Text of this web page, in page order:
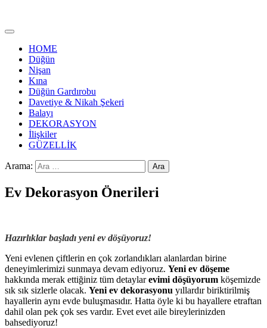
HOME
Düğün
Nişan
Kına
Düğün Gardırobu
Davetiye & Nikah Şekeri
Balayı
DEKORASYON
İlişkiler
GÜZELLİK
Arama:
Ev Dekorasyon Önerileri
Hazırlıklar başladı yeni ev döşüyoruz!
Yeni evlenen çiftlerin en çok zorlandıkları alanlardan birine
deneyimlerimizi sunmaya devam ediyoruz. Yeni ev döşeme
hakkında merak ettiğiniz tüm detaylarevimi döşüyorum köşemizde
sık sık sizlerle olacak. Yeni ev dekorasyonu yıllardır biriktirilmiş
hayallerin aynı evde buluşmasıdır. Hatta öyle ki bu hayallere etraftan
dahil olan pek çok ses vardır. Evet evet aile bireylerinizden
bahsediyoruz!